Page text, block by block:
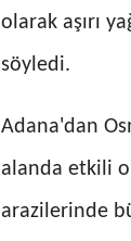
olarak aşırı
söyledi.
Adana'dan
alanda etkili
arazilerinde